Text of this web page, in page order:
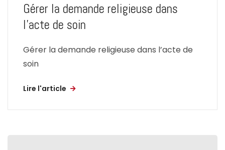
Gérer la demande religieuse dans
l’acte de soin
Gérer la demande religieuse dans l’acte de
soin
Lire l'article